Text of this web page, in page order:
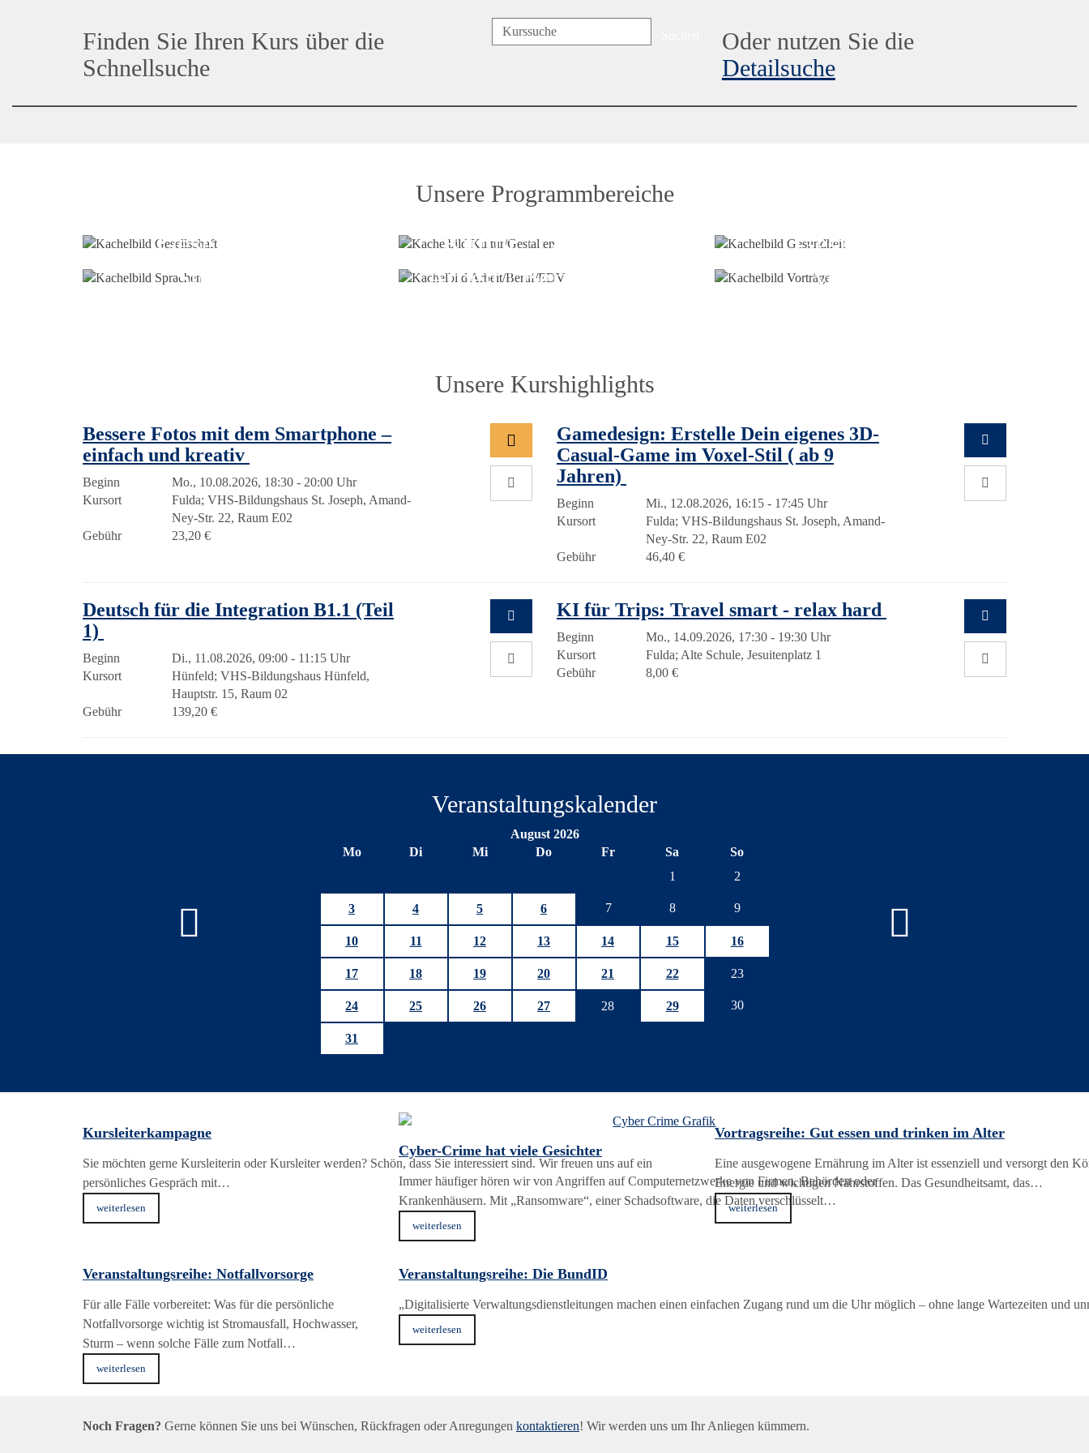
Finden Sie Ihren Kurs über die
Schnellsuche
Oder nutzen Sie die
Detailsuche
Unsere Programmbereiche
Gesellschaft Kultur | Gestalten
Gesundheit
Sprachen
Arbeit | Beruf | EDV
Vorträge
Unsere Kurshighlights
Bessere Fotos mit dem Smartphone –
einfach und kreativ
Beginn
Mo., 10.08.2026, 18:30 - 20:00 Uhr
Kursort
Fulda; VHS-Bildungshaus St. Joseph, Amand-
Ney-Str. 22, Raum E02
Gebühr
23,20 €
Gamedesign: Erstelle Dein eigenes 3D-
Casual-Game im Voxel-Stil ( ab 9
Jahren)
Beginn
Mi., 12.08.2026, 16:15 - 17:45 Uhr
Kursort
Fulda; VHS-Bildungshaus St. Joseph, Amand-
Ney-Str. 22, Raum E02
Gebühr
46,40 €
Deutsch für die Integration B1.1 (Teil
1)
Beginn
Di., 11.08.2026, 09:00 - 11:15 Uhr
Kursort
Hünfeld; VHS-Bildungshaus Hünfeld,
Hauptstr. 15, Raum 02
Gebühr
139,20 €
KI für Trips: Travel smart - relax hard
Beginn
Mo., 14.09.2026, 17:30 - 19:30 Uhr
Kursort
Fulda; Alte Schule, Jesuitenplatz 1
Gebühr
8,00 €
Veranstaltungskalender
August 2026
Mo
Di Mi Do Fr Sa
So
1
2
3 4 5 6 7 8 9
10 11 12 13 14 15 16
17 18 19 20 21 22 23
24 25 26 27 28 29 30
31
Kursleiterkampagne
Sie möchten gerne Kursleiterin oder Kursleiter werden? Schön, dass Sie interessiert sind. Wir freuen uns auf ein
persönliches Gespräch mit…
weiterlesen
Cyber-Crime hat viele Gesichter
Immer häufiger hören wir von Angriffen auf Computernetzwerke von Firmen, Behörden oder
Krankenhäusern. Mit „Ransomware“, einer Schadsoftware, die Daten verschlüsselt…
weiterlesen
Vortragsreihe: Gut essen und trinken im Alter
Eine ausgewogene Ernährung im Alter ist essenziell und versorgt den
Energie und wichtigen Nährstoffen. Das Gesundheitsamt, das…
weiterlesen
Veranstaltungsreihe: Notfallvorsorge
Für alle Fälle vorbereitet: Was für die persönliche
Notfallvorsorge wichtig ist Stromausfall, Hochwasser,
Sturm – wenn solche Fälle zum Notfall…
weiterlesen
Veranstaltungsreihe: Die BundID
„Digitalisierte Verwaltungsdienstleitungen machen einen einfachen Zugang rund um die Uhr möglich – ohne lange Wartezeiten und
weiterlesen
Noch Fragen? Gerne können Sie uns bei Wünschen, Rückfragen oder Anregungen kontaktieren! Wir werden uns um Ihr Anliegen kümmern.